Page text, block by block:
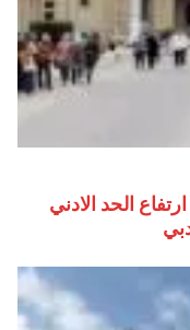
مؤشرات تنسيق الثانوية العامة 2027 ارتفاع الحد الادني